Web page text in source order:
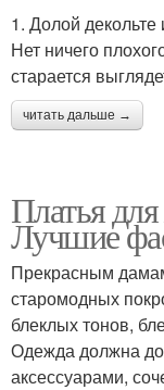
1. Долой
Нет ничего
старается
читать дальше →
Платья
Лучшие
Прекрасным
старомодных
блеклых тонов,
Одежда должна
аксессуарами,